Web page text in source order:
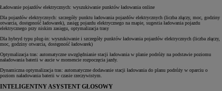
Ładowanie pojazdów elektrycznych: wyszukiwanie punktów ładowania online
Dla pojazdów elektrycznych: szczegóły punktu ładowania pojazdów elektrycznych (liczba złączy, moc, godziny
otwarcia, dostępność ładowarek), zasięg pojazdu elektrycznego na mapie, sugestia ładowania pojazdu
elektrycznego przy niskim zasięgu, optymalizacja trasy
Dla hybryd typu plug-in: wyszukiwanie i szczegóły punktów ładowania pojazdów elektrycznych (liczba złączy,
moc, godziny otwarcia, dostępność ładowarek)
Optymalizacja tras: automatyczne uwzględnianie stacji ładowania w planie podróży na podstawie poziomu
naładowania baterii w aucie w momencie rozpoczęcia jazdy.
Dynamiczna optymalizacja tras: automatyczne dodawanie stacji ładowania do planu podróży w oparciu o
poziom naładowania baterii w czasie rzeczywistym.
INTELIGENTNY ASYSTENT GŁOSOWY